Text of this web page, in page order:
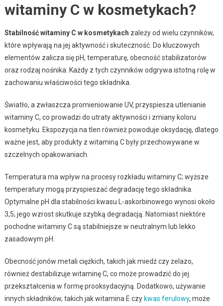
witaminy C w kosmetykach?
Stabilność witaminy C w kosmetykach zależy od wielu czynników,
które wpływają na jej aktywność i skuteczność. Do kluczowych
elementów zalicza się pH, temperaturę, obecność stabilizatorów
oraz rodzaj nośnika. Każdy z tych czynników odgrywa istotną rolę w
zachowaniu właściwości tego składnika.
Światło, a zwłaszcza promieniowanie UV, przyspiesza utlenianie
witaminy C, co prowadzi do utraty aktywności i zmiany koloru
kosmetyku. Ekspozycja na tlen również powoduje oksydację, dlatego
ważne jest, aby produkty z witaminą C były przechowywane w
szczelnych opakowaniach.
Temperatura ma wpływ na procesy rozkładu witaminy C; wyższe
temperatury mogą przyspieszać degradację tego składnika.
Optymalne pH dla stabilności kwasu L-askorbinowego wynosi około
3,5; jego wzrost skutkuje szybką degradacją. Natomiast niektóre
pochodne witaminy C są stabilniejsze w neutralnym lub lekko
zasadowym pH.
Obecność jonów metali ciężkich, takich jak miedź czy żelazo,
również destabilizuje witaminę C, co może prowadzić do jej
przekształcenia w formę prooksydacyjną. Dodatkowo, używanie
innych składników, takich jak witamina E czykwas ferulowy, może